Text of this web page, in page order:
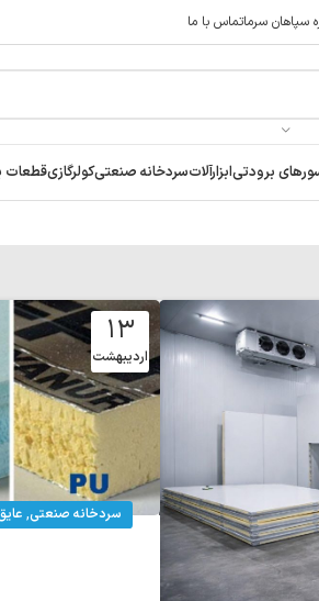
سپاهان سرماتماس با ما
برودتیابزارآلاتسردخانه صنعتیکولرگازیقطعات
۱۳
اردیبهشت
سردخانه صنعتی,